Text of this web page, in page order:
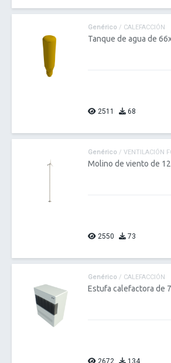
Genérico / CALEFACCIÓN
Tanque de agua de
2511 68
Genérico / VENTILACIÓN
Molino de viento de
2550 73
Genérico / CALEFACCIÓN
Estufa calefactora de
2672 134